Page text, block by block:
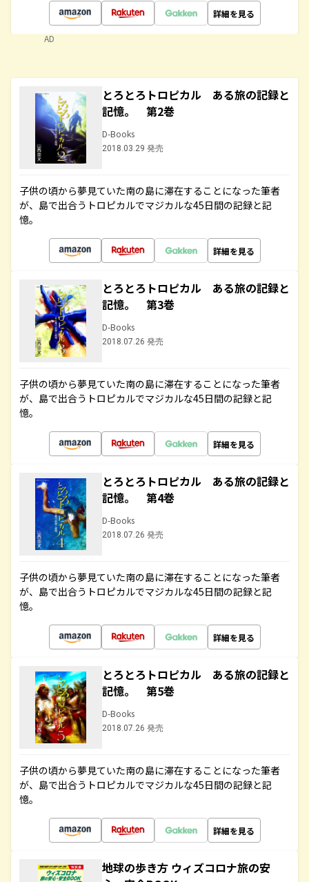
詳細を見る
AD
とろとろトロピカル ある旅の記録と
記憶。 第2巻
D-Books
2018.03.29 発売
子供の頃から夢見ていた南の島に滞在することになった筆者
が、島で出合うトロピカルでマジカルな45日間の記録と記
憶。
詳細を見る
とろとろトロピカル ある旅の記録と
記憶。 第3巻
D-Books
2018.07.26 発売
子供の頃から夢見ていた南の島に滞在することになった筆者
が、島で出合うトロピカルでマジカルな45日間の記録と記
憶。
詳細を見る
とろとろトロピカル ある旅の記録と
記憶。 第4巻
D-Books
2018.07.26 発売
子供の頃から夢見ていた南の島に滞在することになった筆者
が、島で出合うトロピカルでマジカルな45日間の記録と記
憶。
詳細を見る
とろとろトロピカル ある旅の記録と
記憶。 第5巻
D-Books
2018.07.26 発売
子供の頃から夢見ていた南の島に滞在することになった筆者
が、島で出合うトロピカルでマジカルな45日間の記録と記
憶。
詳細を見る
地球の歩き方 ウィズコロナ旅の安